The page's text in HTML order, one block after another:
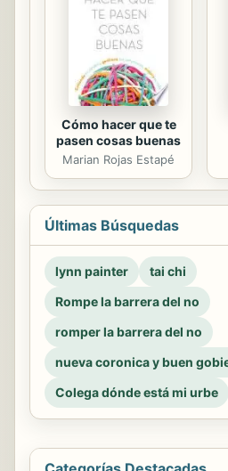
Cómo hacer que te
pasen cosas buenas
Marian Rojas Estapé
Últimas Búsquedas
lynn painter
tai chi
Rompe la barrera del no
romper la barrera del no
nueva coronica y buen
Colega dónde está mi urbe